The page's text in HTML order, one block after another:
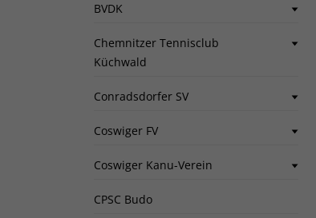
BVDK
Chemnitzer Tennisclub
Küchwald
Conradsdorfer SV
Coswiger FV
Coswiger Kanu-Verein
CPSC Budo